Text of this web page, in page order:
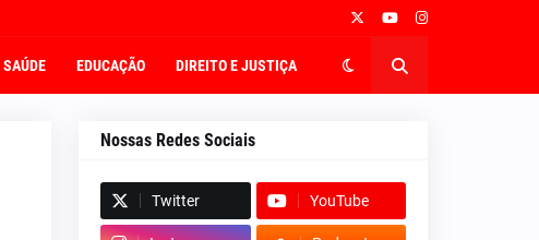
SAÚDE EDUCAÇÃO DIREITO E JUSTIÇA
Nossas Redes Sociais
Twitter YouTube